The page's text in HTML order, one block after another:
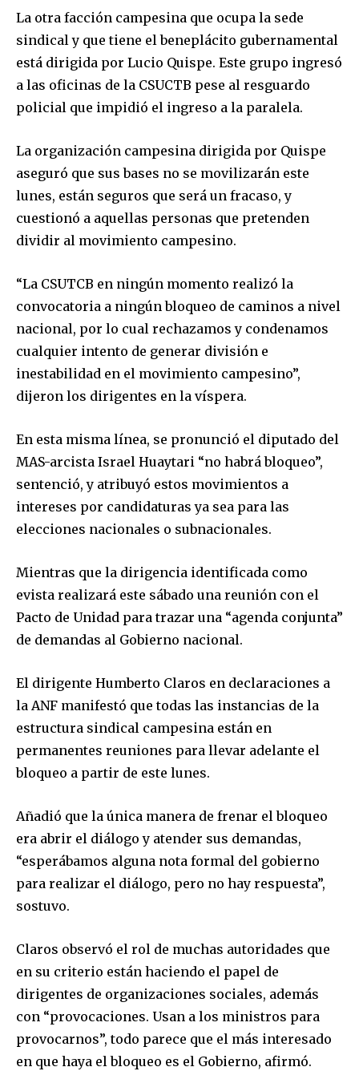
Join our community of
conversation.
To subscribe, simply enter your email address on our website
or click the subscribe button below. Don't worry, we respect
your privacy and won't spam your inbox. Your information is
safe with us.
SUBSCRIBE
I've read and accept thePrivacy Policy
La otra facción campesina que ocupa la sede
sindical y que tiene el beneplácito gubernamental
está dirigida por Lucio Quispe. Este grupo ingresó
a las oficinas de la CSUCTB pese al resguardo
policial que impidió el ingreso a la paralela.
La organización campesina dirigida por Quispe
aseguró que sus bases no se movilizarán este
lunes, están seguros que será un fracaso, y
cuestionó a aquellas personas que pretenden
dividir al movimiento campesino.
“La CSUTCB en ningún momento realizó la
convocatoria a ningún bloqueo de caminos a nivel
nacional, por lo cual rechazamos y condenamos
cualquier intento de generar división e
inestabilidad en el movimiento campesino”,
dijeron los dirigentes en la víspera.
En esta misma línea, se pronunció el diputado del
MAS-arcista Israel Huaytari “no habrá bloqueo”,
sentenció, y atribuyó estos movimientos a
intereses por candidaturas ya sea para las
elecciones nacionales o subnacionales.
Mientras que la dirigencia identificada como
evista realizará este sábado una reunión con el
Pacto de Unidad para trazar una “agenda conjunta”
de demandas al Gobierno nacional.
El dirigente Humberto Claros en declaraciones a
la ANF manifestó que todas las instancias de la
estructura sindical campesina están en
permanentes reuniones para llevar adelante el
bloqueo a partir de este lunes.
Añadió que la única manera de frenar el bloqueo
era abrir el diálogo y atender sus demandas,
“esperábamos alguna nota formal del gobierno
para realizar el diálogo, pero no hay respuesta”,
sostuvo.
Claros observó el rol de muchas autoridades que
en su criterio están haciendo el papel de
dirigentes de organizaciones sociales, además
con “provocaciones. Usan a los ministros para
provocarnos”, todo parece que el más interesado
en que haya el bloqueo es el Gobierno, afirmó.